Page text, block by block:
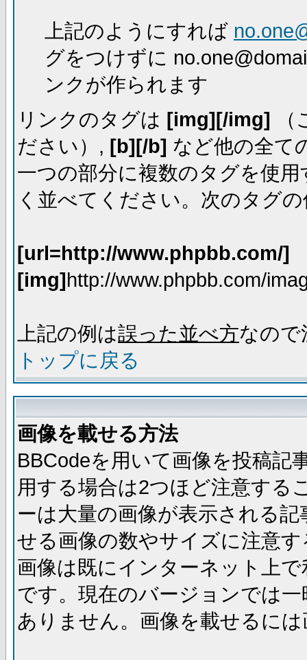
上記のようにすれば
グをつけずに
ンクが作られます
リンクのタグは [img][/img] （
ださい）, [b][/b] など他の全て
一つの部分に複数のタグを使
く並べてください。次のタグ
[url=http://www.phpbb.com/]
[img]http://www.phpbb.com/
上記の例は誤った並べ方なので
トップに戻る
画像を載せる方法
BBCodeを用いて画像を投稿記
用する場合は2つほど注意する
ーは大量の画像が表示される
せる画像の数やサイズに注意
画像は既にインターネット上
です。現在のバージョンでは
ありません。画像を載せるに